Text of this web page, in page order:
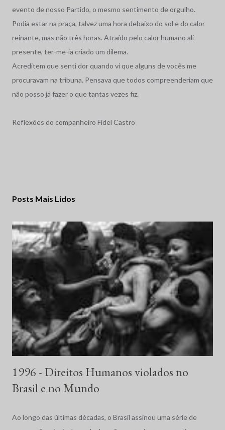
evento de nosso Partido, o mesmo sentimento de orgulho.
Podia estar na praça, talvez uma hora debaixo do sol e do calor
reinante, mas não três horas. Atraído pelo calor humano ali
presente, ter-me-ia criado um dilema.
Acreditem que senti dor quando vi que alguns de vocês me
procuravam na tribuna. Pensava que todos compreenderiam que
não posso já fazer o que tantas vezes fiz.
Reflexões do companheiro Fidel Castro
Posts Mais Lidos
1996 - Direitos Humanos violados no
Brasil e no Mundo
Ao longo das últimas décadas, o Brasil assinou uma série de